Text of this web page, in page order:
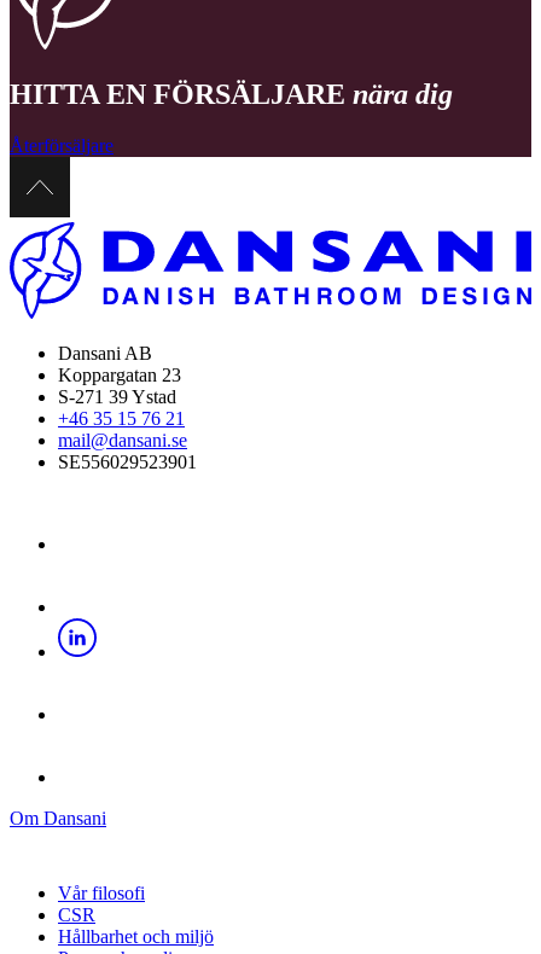
HITTA EN FÖRSÄLJARE nära dig
Återförsäljare
Dansani AB
Koppargatan 23
S-271 39 Ystad
+46 35 15 76 21
mail@dansani.se
SE556029523901
Om Dansani
Vår filosofi
CSR
Hållbarhet och miljö